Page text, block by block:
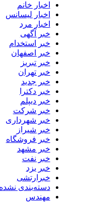
اخبار خانم
اخبار لیسانس
اخبار مرد
خبر آگهی
خبر استخدام
خبر اصفهان
خبر تبریز
خبر تهران
خبر جدید
خبر دکترا
خبر دیپلم
خبر شرکت
خبر شهرداری
خبر شیراز
خبر فروشگاه
خبر مشهد
خبر نفت
خبر یزد
خبرارتشی
دسته‌بندی نشده
مهندس